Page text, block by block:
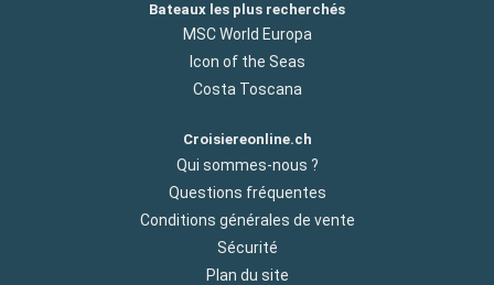
Bateaux les plus recherchés
MSC World Europa
Icon of the Seas
Costa Toscana
Croisiereonline.ch
Qui sommes-nous ?
Questions fréquentes
Conditions générales de vente
Sécurité
Plan du site